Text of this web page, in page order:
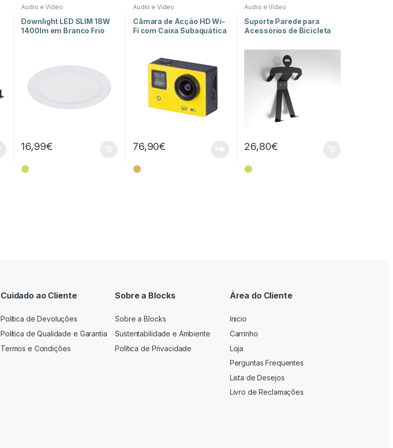
Audio e Vídeo
Downlight LED SLIM 18W
1400lm em Branco Frio
16,99€
⬤
Audio e Vídeo
Câmara de Acção HD Wi-
Fi com Caixa Subaquática
76,90€
⬤
Audio e Vídeo
Suporte Parede para
Acessórios de Bicicleta
26,80€
⬤
Cuidado ao Cliente
Política de Devoluções
Política de Qualidade e Garantia
Termos e Condições
Sobre a Blocks
Sobre a Blocks
Sustentabilidade e Ambiente
Política de Privacidade
Área do Cliente
Inicio
Carrinho
Loja
Perguntas Frequentes
Lista de Desejos
Livro de Reclamações